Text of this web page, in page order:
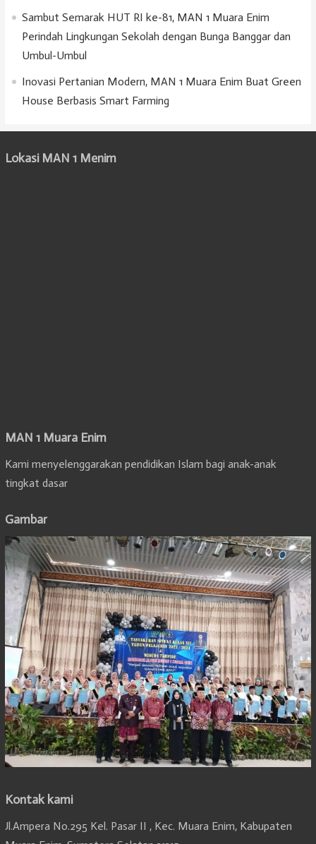
Sambut Semarak HUT RI ke-81, MAN 1 Muara Enim
Perindah Lingkungan Sekolah dengan Bunga Banggar dan
Umbul-Umbul
Inovasi Pertanian Modern, MAN 1 Muara Enim Buat Green
House Berbasis Smart Farming
Lokasi MAN 1 Menim
MAN 1 Muara Enim
Kami menyelenggarakan pendidikan Islam bagi anak-anak
tingkat dasar
Gambar
Kontak kami
Jl.Ampera No.295 Kel. Pasar II , Kec. Muara Enim, Kabupaten